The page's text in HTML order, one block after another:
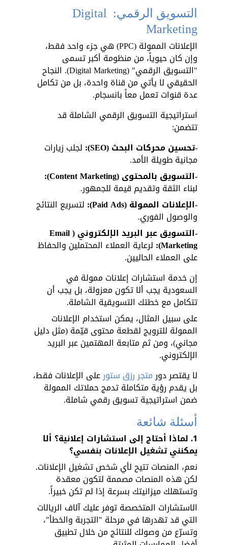
التسويق الرقمي: Digital
Marketing
الإعلانات الممولة (PPC) هي جزء واحد فقط،
وإن كان حيوياً، من منظومة أكبر تسمى
"التسويق الرقمي" (Digital Marketing). النجاح
الحقيقي لا يأتي من قناة واحدة، بل من تكامل
عدة قنوات تعمل معاً بانسجام.
استراتيجية التسويق الرقمي الشاملة قد
تتضمن:
-تحسين محركات البحث (SEO):
لجلب زيارات
مجانية طويلة الأمد.
-التسويق بالمحتوى (Content Marketing):
لبناء الثقة وتقديم قيمة للجمهور.
-الإعلانات الممولة (Paid Ads):
لتسريع النتائج
والوصول الفوري.
-التسويق عبر البريد الإلكتروني (Email
Marketing): لرعاية العملاء المحتملين والحفاظ
على العملاء الحاليين.
إن خدمة استشارات إعلانات ممولة في
السعودية يجب ألا تكون معزولة، بل يجب أن
تتكامل مع خطتك التسويقية الشاملة.
على سبيل المثال، يمكن استخدام الإعلانات
الممولة للترويج لقطعة محتوى قيّمة (مثل دليل
مجاني)، ومن ثم متابعة المهتمين عبر البريد
الإلكتروني.
لا يقتصر دور متجر رزق ستور على الإعلانات فقط،
بل يقدم رؤية متكاملة تدمج حملاتك الممولة
ضمن استراتيجية تسويق رقمي شاملة.
أسئلة شائعة
1. لماذا أحتاج إلى استشارات إعلانية؟ ألا
يمكنني تشغيل الإعلانات بنفسي؟
نعم، المنصات تتيح لأي شخص تشغيل الإعلانات.
لكن هذه المنصات مصممة لتكون معقدة
وتستهلك ميزانيتك بسرعة إذا لم تكن خبيراً.
الاستشارات المتخصصة توفر عليك آلاف الريالات
التي قد تهدرها في مرحلة "التجربة والخطأ"،
وتسرّع من وصولك للنتائج من خلال تطبيق